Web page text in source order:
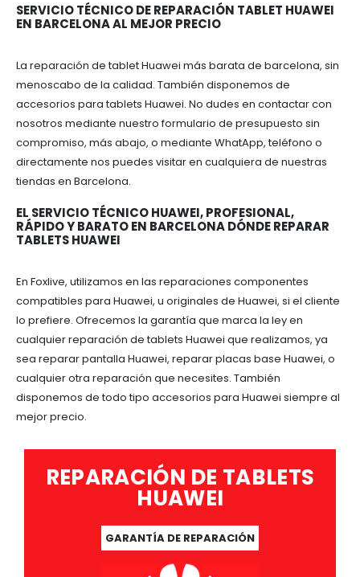
SERVICIO TÉCNICO DE REPARACIÓN TABLET HUAWEI
EN BARCELONA AL MEJOR PRECIO
La reparación de tablet Huawei más barata de barcelona, sin
menoscabo de la calidad. También disponemos de
accesorios para tablets Huawei. No dudes en contactar con
nosotros mediante nuestro formulario de presupuesto sin
compromiso, más abajo, o mediante WhatApp, teléfono o
directamente nos puedes visitar en cualquiera de nuestras
tiendas en Barcelona.
EL SERVICIO TÉCNICO HUAWEI, PROFESIONAL,
RÁPIDO Y BARATO EN BARCELONA DÓNDE REPARAR
TABLETS HUAWEI
En Foxlive, utilizamos en las reparaciones componentes
compatibles para Huawei, u originales de Huawei, si el cliente
lo prefiere. Ofrecemos la garantía que marca la ley en
cualquier reparación de tablets Huawei que realizamos, ya
sea reparar pantalla Huawei, reparar placas base Huawei, o
cualquier otra reparación que necesites. También
disponemos de todo tipo accesorios para Huawei siempre al
mejor precio.
REPARACIÓN DE TABLETS
HUAWEI
GARANTÍA DE REPARACIÓN